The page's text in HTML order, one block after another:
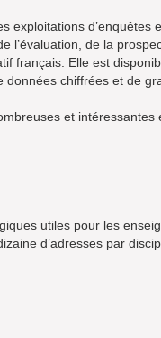
exploitations d’enquêtes
l’évaluation, de la
français. Elle est
chiffrées et de
et intéressantes
utiles pour les
d’adresses par